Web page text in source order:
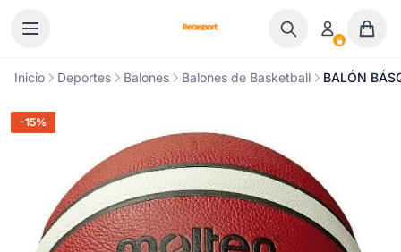
Inicio Deportes Balones Balones de Basketball BALÓN
-15%